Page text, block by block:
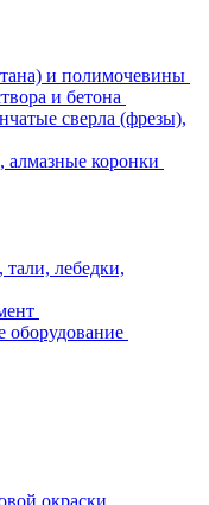
и полимочевины
и бетона
сверла (фрезы),
алмазные коронки
лебедки,
оборудование
окраски